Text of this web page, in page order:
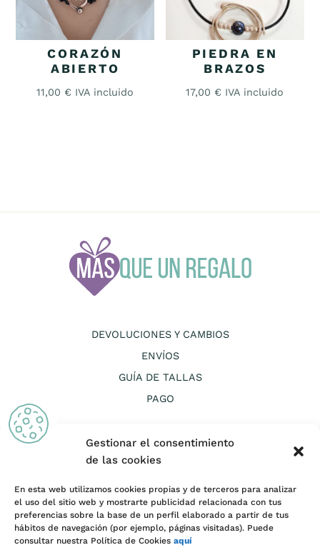
Gestionar el consentimiento
de las cookies
En esta web utilizamos cookies propias y de terceros para analizar
el uso del sitio web y mostrarte publicidad relacionada con tus
preferencias sobre la base de un perfil elaborado a partir de tus
hábitos de navegación (por ejemplo, páginas visitadas). Puede
consultar nuestra Política de Cookies aquí
CORAZÓN
ABIERTO
11,00 € IVA incluido
PIEDRA EN
BRAZOS
17,00 € IVA incluido
DEVOLUCIONES Y CAMBIOS
ENVÍOS
GUÍA DE TALLAS
PAGO
CANAL ÉTICO
AVISO LEGAL Y TÉRMINOS Y CONDICIONES DE USO
COOKIES